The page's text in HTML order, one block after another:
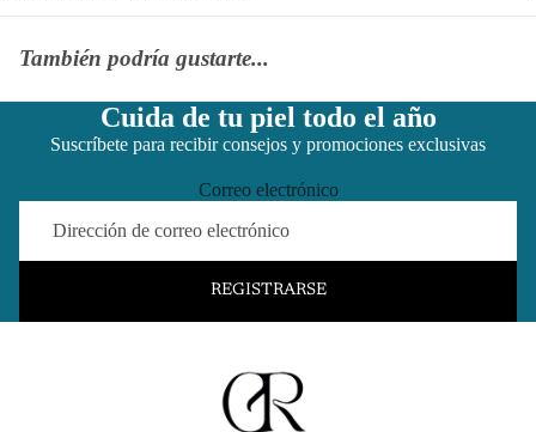
También podría gustarte...
Cuida de tu piel todo el año
Suscríbete para recibir consejos y promociones exclusivas
Correo electrónico
REGISTRARSE